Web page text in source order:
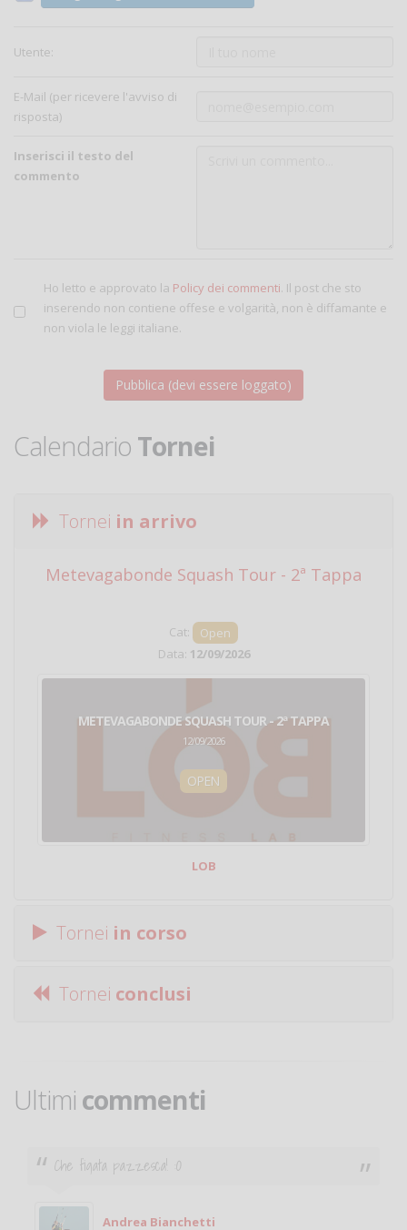
Utente:
E-Mail (per ricevere l'avviso di
risposta)
Inserisci il testo del
commento
Ho letto e approvato la Policy dei commenti. Il post che sto
inserendo non contiene offese e volgarità, non è diffamante e
non viola le leggi italiane.
Calendario Tornei
Tornei in arrivo
Metevagabonde Squash Tour - 2ª Tappa
Cat:
Open
Data: 12/09/2026
METEVAGABONDE SQUASH TOUR - 2ª TAPPA
12/09/2026
OPEN
LOB
Tornei in corso
Tornei conclusi
Ultimi commenti
Ciao. Sono a Treviglio da poco e vorrei tornare a
giocare. Se sei in zona e puoi giocare fammi sapere.
Michele